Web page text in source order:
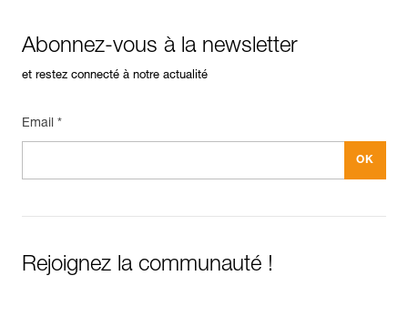
Abonnez-vous à la newsletter
et restez connecté à notre actualité
Email *
Rejoignez la communauté !